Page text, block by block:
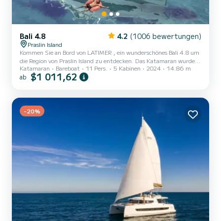
Bali 4.8 4.2 (1006 bewertungen)
Praslin Island
Kommen Sie an Bord von LATIMER , ein wunderschönes Bali 4.8 um
die Region von Praslin Island zu entdecken. Das Katamaran wurde
2024 gebaut und verspricht hohen Komfort auf See. Das Boot
verfügt über 5 komfortable Kabinen für bis zu 11 Personen. Mit
Katamaran Bareboat 11 Pers. 5 Kabinen 2024 14.86 m
ab $1 011,62
-20%